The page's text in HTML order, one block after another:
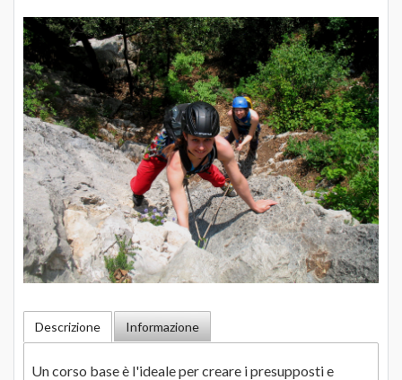
Descrizione Informazione
Un corso base è l'ideale per creare i presupposti e